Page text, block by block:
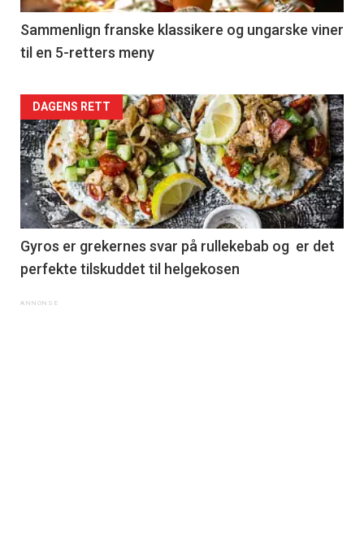
Sammenlign franske klassikere og ungarske viner
til en 5-retters meny
DAGENS RETT
Gyros er grekernes svar på rullekebab og er det
perfekte tilskuddet til helgekosen